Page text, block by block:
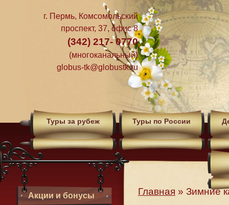
г. Пермь, Комсомольский
проспект, 37, офис 8
(342) 217- 0770
(многоканальный)
globus-tk@globustk.ru
Туры за рубеж Туры по России
Акции и бонусы Главная » Зимние